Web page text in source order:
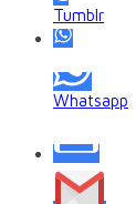
Tumblr
Whatsapp